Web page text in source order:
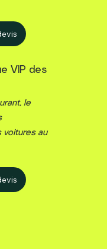
VIP des
le
voitures au